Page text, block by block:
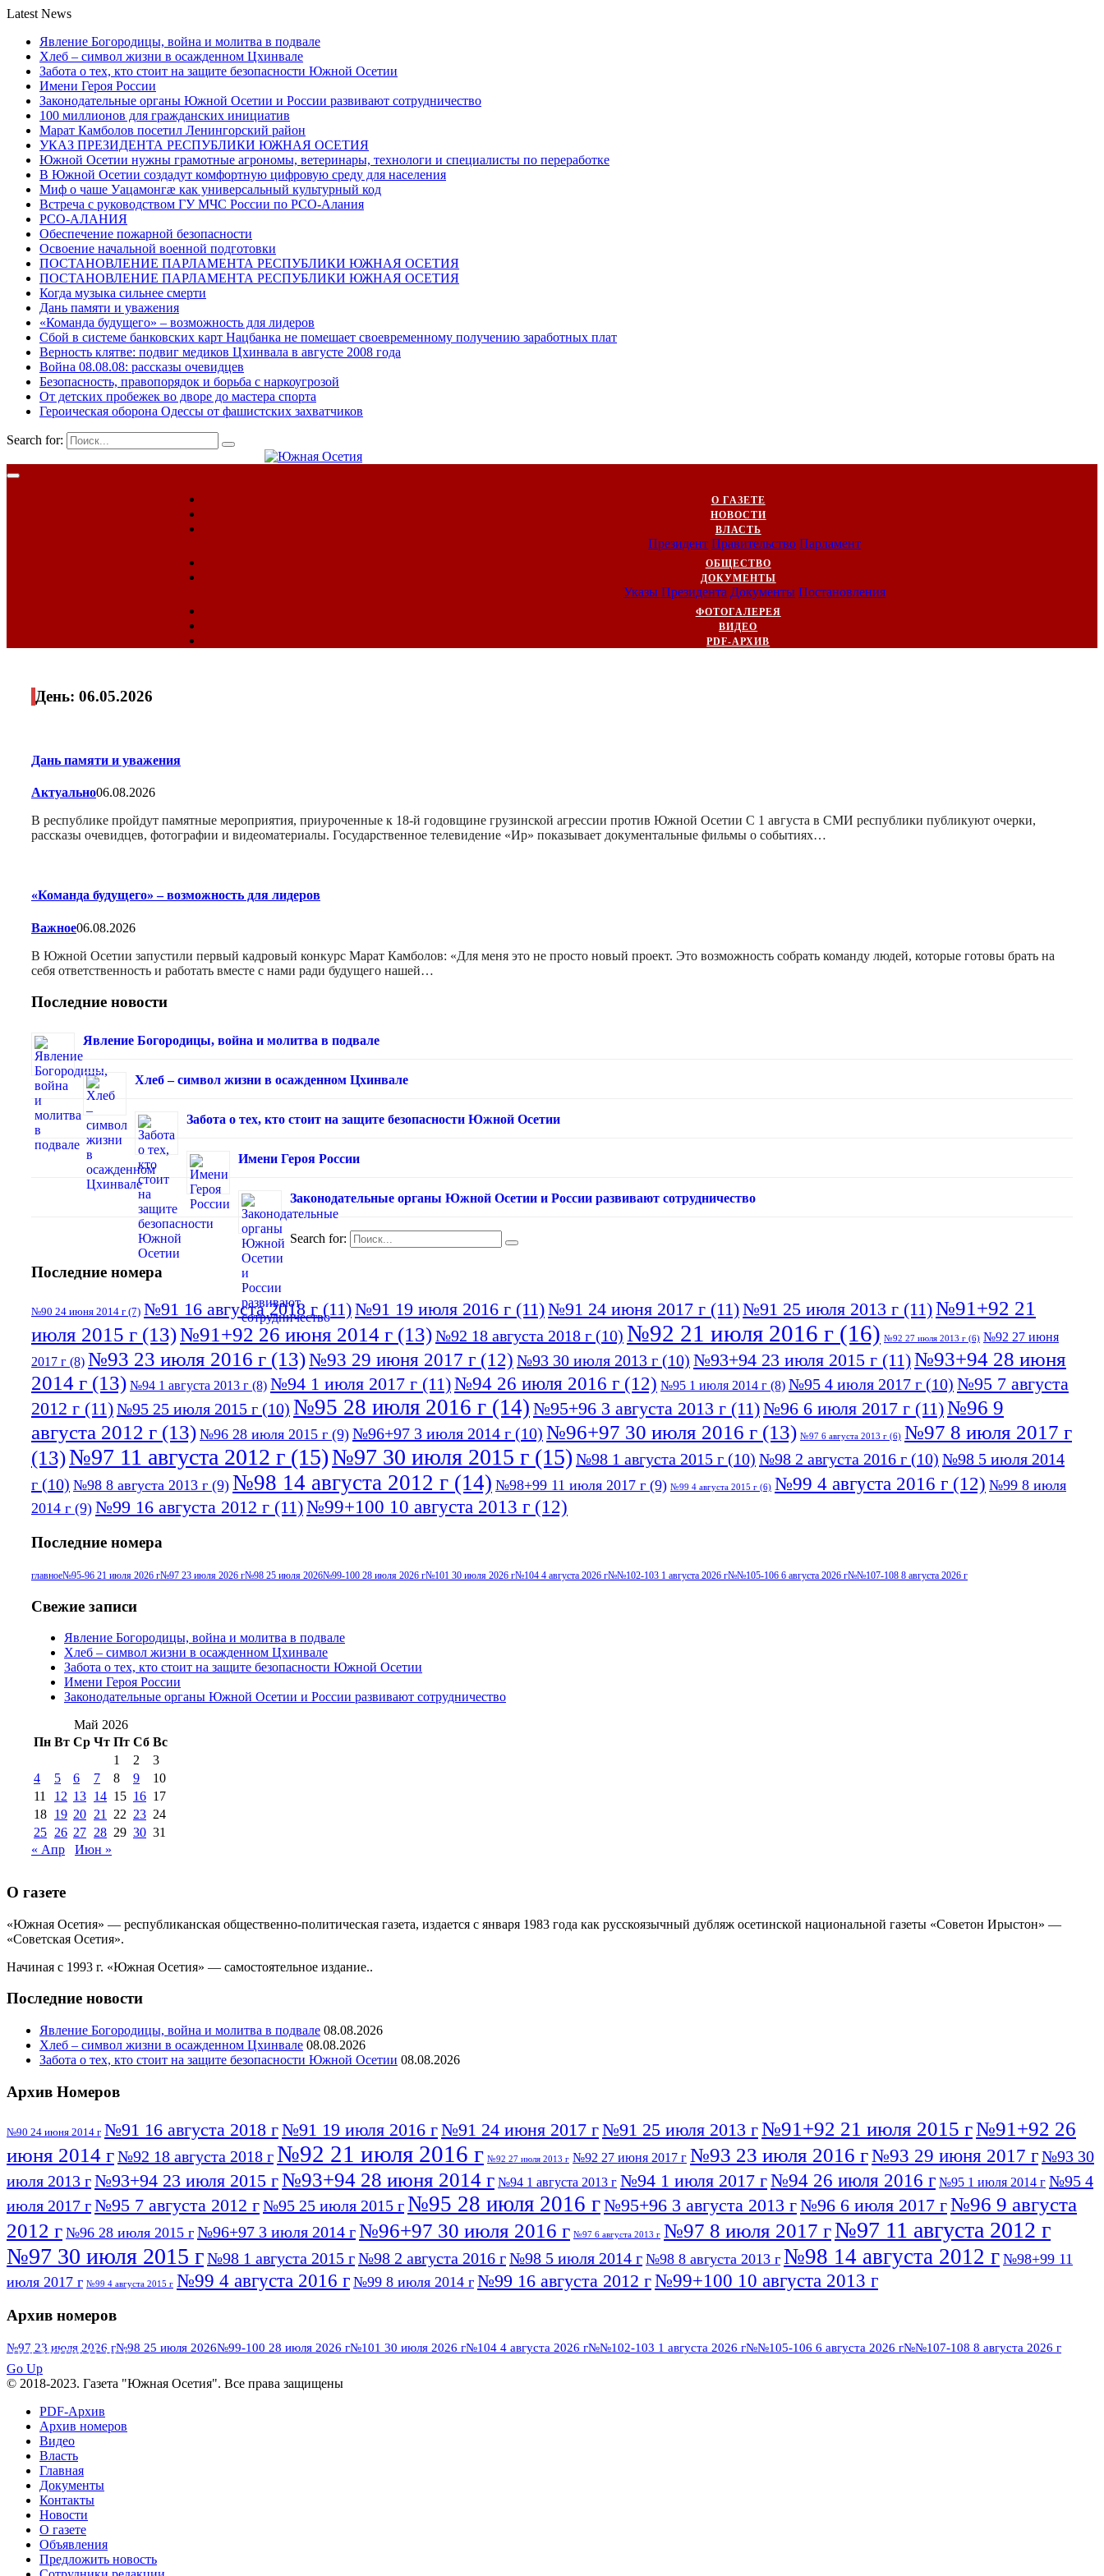
Latest News
Явление Богородицы, война и молитва в подвале
Хлеб – символ жизни в осажденном Цхинвале
Забота о тех, кто стоит на защите безопасности Южной Осетии
Имени Героя России
Законодательные органы Южной Осетии и России развивают сотрудничество
100 миллионов для гражданских инициатив
Марат Камболов посетил Ленингорский район
УКАЗ ПРЕЗИДЕНТА РЕСПУБЛИКИ ЮЖНАЯ ОСЕТИЯ
Южной Осетии нужны грамотные агрономы, ветеринары, технологи и специалисты по переработке
В Южной Осетии создадут комфортную цифровую среду для населения
Миф о чаше Уацамонгæ как универсальный культурный код
Встреча с руководством ГУ МЧС России по РСО-Алания
РСО-АЛАНИЯ
Обеспечение пожарной безопасности
Освоение начальной военной подготовки
ПОСТАНОВЛЕНИЕ ПАРЛАМЕНТА РЕСПУБЛИКИ ЮЖНАЯ ОСЕТИЯ
ПОСТАНОВЛЕНИЕ ПАРЛАМЕНТА РЕСПУБЛИКИ ЮЖНАЯ ОСЕТИЯ
Когда музыка сильнее смерти
Дань памяти и уважения
«Команда будущего» – возможность для лидеров
Сбой в системе банковских карт Нацбанка не помешает своевременному получению заработных плат
Верность клятве: подвиг медиков Цхинвала в августе 2008 года
Война 08.08.08: рассказы очевидцев
Безопасность, правопорядок и борьба с наркоугрозой
От детских пробежек во дворе до мастера спорта
Героическая оборона Одессы от фашистских захватчиков
Search for:
О ГАЗЕТЕ
НОВОСТИ
ВЛАСТЬ
Президент Правительство Парламент
ОБЩЕСТВО
ДОКУМЕНТЫ
Указы Президента Документы Постановления
ФОТОГАЛЕРЕЯ
ВИДЕО
PDF-АРХИВ
День: 06.05.2026
Дань памяти и уважения
Актуально06.08.2026
В республике пройдут памятные мероприятия, приуроченные к 18-й годовщине грузинской агрессии против Южной Осетии С 1 августа в СМИ республики публикуют очерки,
рассказы очевидцев, фотографии и видеоматериалы. Государственное телевидение «Ир» показывает документальные фильмы о событиях…
«Команда будущего» – возможность для лидеров
Важное06.08.2026
В Южной Осетии запустили первый кадровый конкурс Марат Камболов: «Для меня это не просто новый проект. Это возможность собрать команду людей, которые готовы брать на
себя ответственность и работать вместе с нами ради будущего нашей…
Последние новости
Явление Богородицы, война и молитва в подвале
Хлеб – символ жизни в осажденном Цхинвале
Забота о тех, кто стоит на защите безопасности Южной Осетии
Имени Героя России
Законодательные органы Южной Осетии и России развивают сотрудничество
Search for:
Последние номера
№90 24 июня 2014 г (7) №91 16 августа 2018 г (11)№91 19 июля 2016 г (11)№91 24 июня 2017 г (11)№91 25 июля 2013 г (11)№91+92 21
июля 2015 г (13)№91+92 26 июня 2014 г (13)№92 18 августа 2018 г (10) №92 21 июля 2016 г (16) №92 27 июля 2013 г (6) №92 27 июня
2017 г (8) №93 23 июля 2016 г (13)№93 29 июня 2017 г (12) №93 30 июля 2013 г (10) №93+94 23 июля 2015 г (11)№93+94 28 июня
2014 г (13) №94 1 августа 2013 г (8) №94 1 июля 2017 г (11)№94 26 июля 2016 г (12) №95 1 июля 2014 г (8) №95 4 июля 2017 г (10) №95 7 августа
2012 г (11)№95 25 июля 2015 г (10) №95 28 июля 2016 г (14) №95+96 3 августа 2013 г (11)№96 6 июля 2017 г (11)№96 9
августа 2012 г (13) №96 28 июля 2015 г (9) №96+97 3 июля 2014 г (10) №96+97 30 июля 2016 г (13) №97 6 августа 2013 г (6) №97 8 июля 2017 г
(13)№97 11 августа 2012 г (15)№97 30 июля 2015 г (15) №98 1 августа 2015 г (10) №98 2 августа 2016 г (10) №98 5 июля 2014
г (10) №98 8 августа 2013 г (9) №98 14 августа 2012 г (14) №98+99 11 июля 2017 г (9) №99 4 августа 2015 г (6) №99 4 августа 2016 г (12) №99 8 июля
2014 г (9) №99 16 августа 2012 г (11)№99+100 10 августа 2013 г (12)
Последние номера
главное№95-96 21 июля 2026 г№97 23 июля 2026 г№98 25 июля 2026№99-100 28 июля 2026 г№101 30 июля 2026 г№104 4 августа 2026 г№№102-103 1 августа 2026 г№№105-106 6 августа 2026 г№№107-108 8 августа 2026 г
Свежие записи
Явление Богородицы, война и молитва в подвале
Хлеб – символ жизни в осажденном Цхинвале
Забота о тех, кто стоит на защите безопасности Южной Осетии
Имени Героя России
Законодательные органы Южной Осетии и России развивают сотрудничество
Май 2026
Пн Вт Ср Чт Пт Сб Вс
1
2
3
4
5 6 7 8 9
10
11
12 13 14 15 16 17
18 19 20 21 22 23 24
25 26 27 28 29 30 31
« Апр
Июн »
О газете
«Южная Осетия» — республиканская общественно-политическая газета, издается с января 1983 года как русскоязычный дубляж осетинской национальной газеты «Советон Ирыстон» —
«Советская Осетия».
Начиная с 1993 г. «Южная Осетия» — самостоятельное издание..
Последние новости
Явление Богородицы, война и молитва в подвале 08.08.2026
Хлеб – символ жизни в осажденном Цхинвале 08.08.2026
Забота о тех, кто стоит на защите безопасности Южной Осетии 08.08.2026
Архив Номеров
№90 24 июня 2014 г №91 16 августа 2018 г№91 19 июля 2016 г№91 24 июня 2017 г№91 25 июля 2013 г№91+92 21 июля 2015 г№91+92 26
июня 2014 г№92 18 августа 2018 г№92 21 июля 2016 г №92 27 июля 2013 г №92 27 июня 2017 г №93 23 июля 2016 г№93 29 июня 2017 г№93 30
июля 2013 г№93+94 23 июля 2015 г№93+94 28 июня 2014 г №94 1 августа 2013 г №94 1 июля 2017 г№94 26 июля 2016 г №95 1 июля 2014 г №95 4
июля 2017 г№95 7 августа 2012 г№95 25 июля 2015 г№95 28 июля 2016 г№95+96 3 августа 2013 г№96 6 июля 2017 г№96 9 августа
2012 г №96 28 июля 2015 г №96+97 3 июля 2014 г№96+97 30 июля 2016 г №97 6 августа 2013 г №97 8 июля 2017 г№97 11 августа 2012 г
№97 30 июля 2015 г№98 1 августа 2015 г№98 2 августа 2016 г№98 5 июля 2014 г №98 8 августа 2013 г №98 14 августа 2012 г №98+99 11
июля 2017 г №99 4 августа 2015 г №99 4 августа 2016 г №99 8 июля 2014 г №99 16 августа 2012 г№99+100 10 августа 2013 г
Архив номеров
№97 23 июля 2026 г№98 25 июля 2026№99-100 28 июля 2026 г№101 30 июля 2026 г№104 4 августа 2026 г№№102-103 1 августа 2026 г№№105-106 6 августа 2026 г№№107-108 8 августа 2026 г
ПОСМОТРЕТЬ ВСЕ
Go Up
© 2018-2023. Газета "Южная Осетия". Все права защищены
PDF-Архив
Архив номеров
Видео
Власть
Главная
Документы
Контакты
Новости
О газете
Объявления
Предложить новость